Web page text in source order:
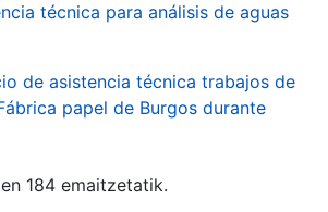
técnica para análisis de aguas
de asistencia técnica trabajos de
papel de Burgos durante
184 emaitzetatik.